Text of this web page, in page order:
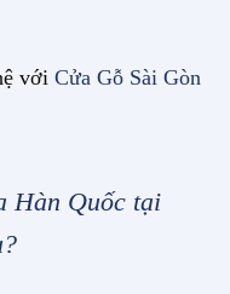
với Cửa Gỗ Sài Gòn
Hàn Quốc tại